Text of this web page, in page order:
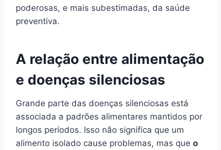
poderosas, e mais subestimadas, da saúde
preventiva.
A relação entre alimentação
e doenças silenciosas
Grande parte das doenças silenciosas está
associada a padrões alimentares mantidos por
longos períodos. Isso não significa que um
alimento isolado cause problemas, mas que o